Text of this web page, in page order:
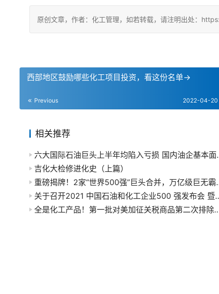
原创文章，作者：化工管理，如若转载，请注明出处：
西部地区鼓励哪些化工项目投资，看这份名单→
Previous 2022-04-20
相关推荐
六大国际石油
吉化大检修进化史（上篇）
重磅揭牌！2家“世界500强”
关于召开2021 中国石油和化工企业
全是化工产品！第一批对美加